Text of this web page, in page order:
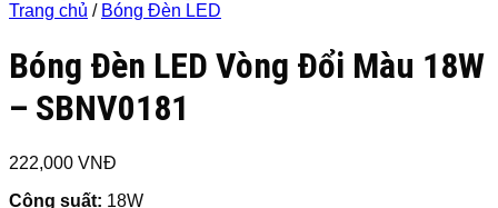
Trang chủ / Bóng Đèn LED
Bóng Đèn LED Vòng Đổi Màu 18W
– SBNV0181
222,000 VNĐ
Công suất: 18W